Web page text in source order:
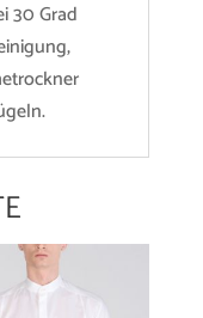
30 Grad